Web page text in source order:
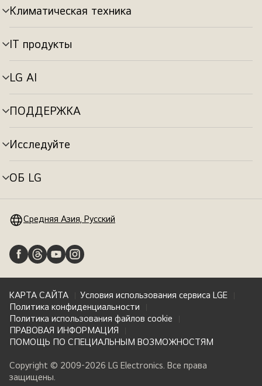
Климатическая техника
Переключатель
меню
IT продукты
Переключатель
меню
LG AI
Переключатель
меню
ПОДДЕРЖКА
Переключатель
меню
Исследуйте
Переключатель
меню
ОБ LG
Переключатель
Средняя Азия, Русский
КАРТА САЙТА
Условия использования сервиса LGE
Политика конфиденциальности
Политика использования файлов cookie
ПРАВОВАЯ ИНФОРМАЦИЯ
ПОМОЩЬ ПО СПЕЦИАЛЬНЫМ ВОЗМОЖНОСТЯМ
Copyright © 2009-2026 LG Electronics. Все права
защищены.